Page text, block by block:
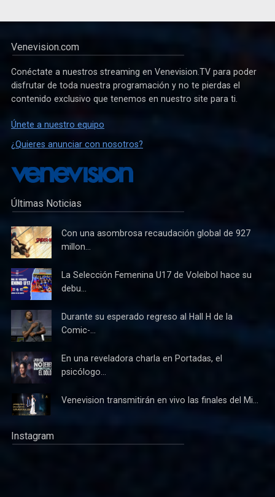
Venevision.com
Conéctate a nuestros streaming en Venevision.TV para poder
disfrutar de toda nuestra programación y no te pierdas el
contenido exclusivo que tenemos en nuestro site para ti.
Únete a nuestro equipo
¿Quieres anunciar con nosotros?
Últimas Noticias
Con una asombrosa recaudación global de 927
millon...
La Selección Femenina U17 de Voleibol hace su
debu...
Durante su esperado regreso al Hall H de la
Comic-...
En una reveladora charla en Portadas, el
psicólogo...
Venevision transmitirán en vivo las finales del Mi...
Instagram